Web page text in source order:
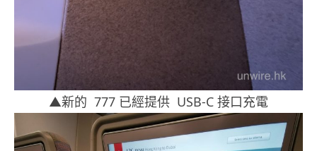
▲新的 777 已經提供 USB-C 接口充電